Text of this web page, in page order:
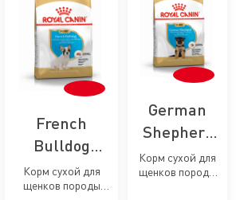
French
Bulldog
Puppy, сухой
корм для
Корм сухой для
щенков породы
German
Shepherd
Puppy,
сухой корм
Корм сухой для
щенков породы